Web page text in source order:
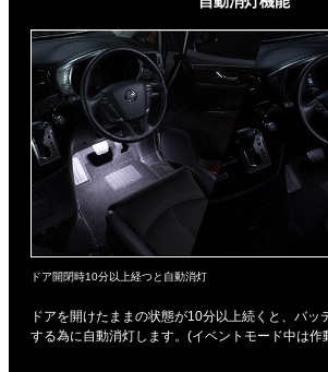
ドア開閉時10分以上経つと自動消灯
ドアを開けたままの状態が10分以上続くと、バッ
する為に自動消灯します。(イベントモード中は作